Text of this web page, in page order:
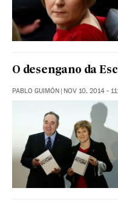
O desengano da
PABLO GUIMÓN | NOV 10, 2014 -